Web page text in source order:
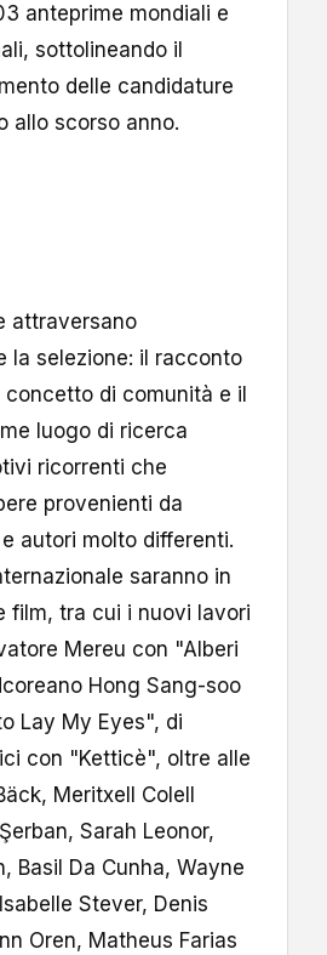
anteprime mondiali e
sottolineando il
delle candidature
allo scorso anno.
attraversano
la selezione: il racconto
di comunità e il
luogo di ricerca
ricorrenti che
provenienti da
autori molto differenti.
saranno in
film, tra cui i nuovi lavori
Mereu con "Alberi
Hong Sang-soo
Lay My Eyes", di
con "Ketticè", oltre alle
Meritxell Colell
Sarah Leonor,
Basil Da Cunha, Wayne
Stever, Denis
Oren, Matheus Farias